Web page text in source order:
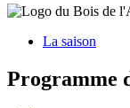
La saison
Programme